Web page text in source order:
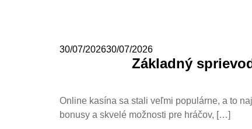
30/07/202630/07/2026
Základný
Online kasína sa stali veľmi populárne, a to
bonusy a skvelé možnosti pre hráčov, […]